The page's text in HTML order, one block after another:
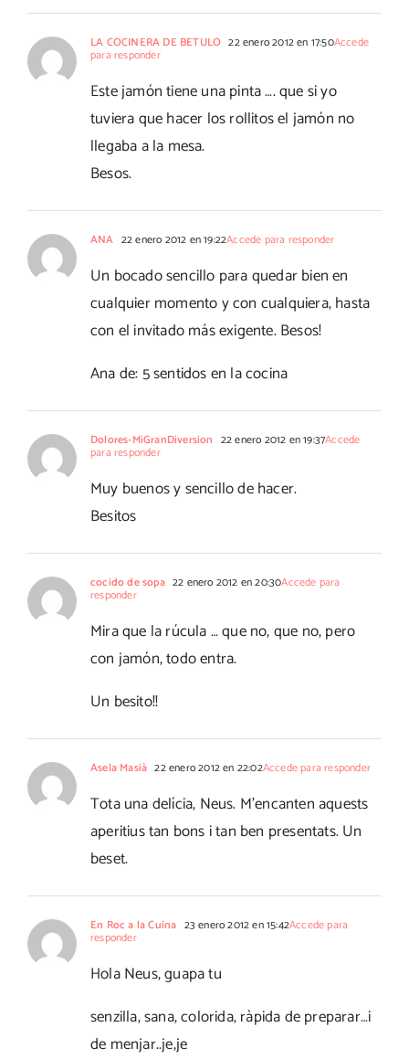
LA COCINERA DE BETULO 22 enero 2012 en 17:50Accede
para responder
Este jamón tiene una pinta …. que si yo
tuviera que hacer los rollitos el jamón no
llegaba a la mesa.
Besos.
ANA 22 enero 2012 en 19:22Accede para responder
Un bocado sencillo para quedar bien en
cualquier momento y con cualquiera, hasta
con el invitado más exigente. Besos!
Ana de: 5 sentidos en la cocina
Dolores-MiGranDiversion 22 enero 2012 en 19:37Accede
para responder
Muy buenos y sencillo de hacer.
Besitos
cocido de sopa 22 enero 2012 en 20:30Accede para
responder
Mira que la rúcula … que no, que no, pero
con jamón, todo entra.
Un besito!!
Asela Masià 22 enero 2012 en 22:02Accede para responder
Tota una delícia, Neus. M'encanten aquests
aperitius tan bons i tan ben presentats. Un
beset.
En Roc a la Cuina 23 enero 2012 en 15:42Accede para
responder
Hola Neus, guapa tu
senzilla, sana, colorida, ràpida de preparar…i
de menjar..je,je